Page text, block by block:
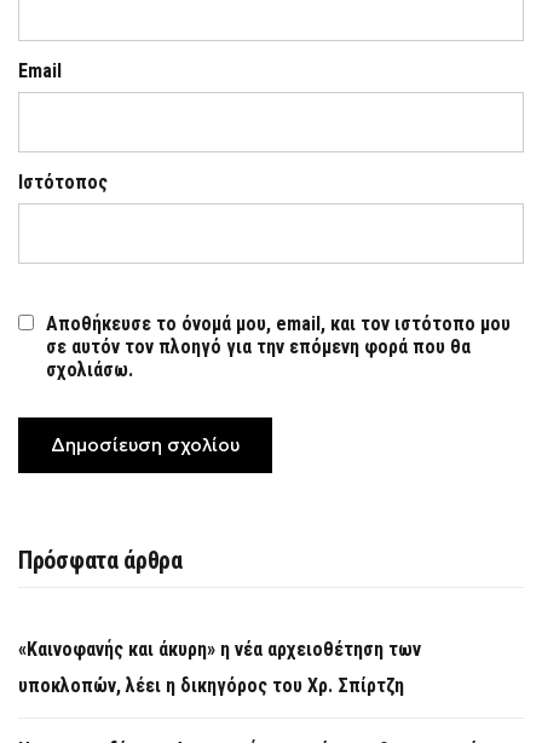
Email
Ιστότοπος
Αποθήκευσε το όνομά μου, email, και τον ιστότοπο μου
σε αυτόν τον πλοηγό για την επόμενη φορά που θα
σχολιάσω.
Πρόσφατα άρθρα
«Καινοφανής και άκυρη» η νέα αρχειοθέτηση των
υποκλοπών, λέει η δικηγόρος του Χρ. Σπίρτζη